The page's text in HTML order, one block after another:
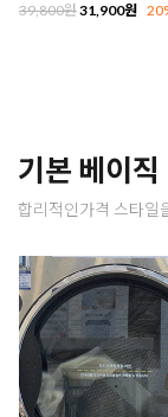
39,800원31,900원
기본 베이직
합리적인가격 스타일